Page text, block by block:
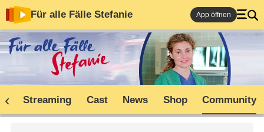
Für alle Fälle Stefanie App öffnen
Streaming Cast News Shop Community